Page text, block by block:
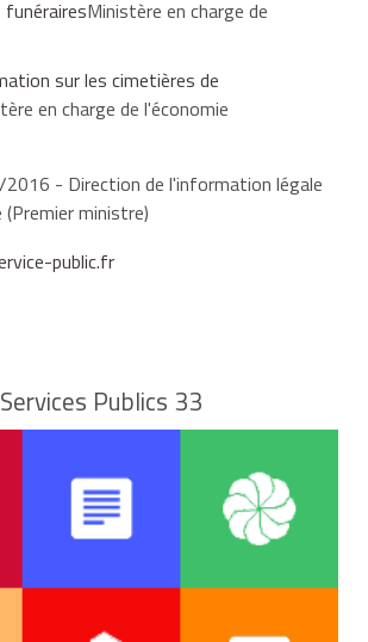
Ministère en charge de
sur les cimetières de
en charge de l'économie
- Direction de l'information légale
ministre)
Services Publics 33